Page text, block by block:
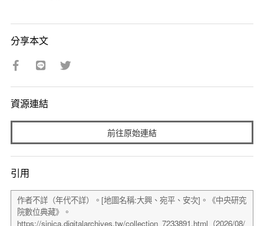
分享本文
資源連結
前往原始連結
引用